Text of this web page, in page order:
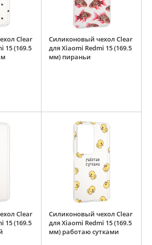
Clear
15 (169.5
Силиконовый чехол Clear
для Xiaomi Redmi 15 (169.5
мм) пираньи
Clear
15 (169.5
Силиконовый чехол Clear
для Xiaomi Redmi 15 (169.5
мм) работаю сутками